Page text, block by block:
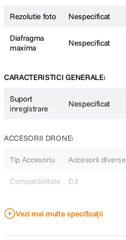
Rezolutie foto Nespecificat
Diafragma
maxima
Nespecificat
CARACTERISTICI GENERALE:
Suport
inregistrare
Nespecificat
ACCESORII DRONE:
Tip Accesoriu Accesorii diverse
Compatibilitate DJI
DETALII PRODUCATOR
Vezi mai multe specificații